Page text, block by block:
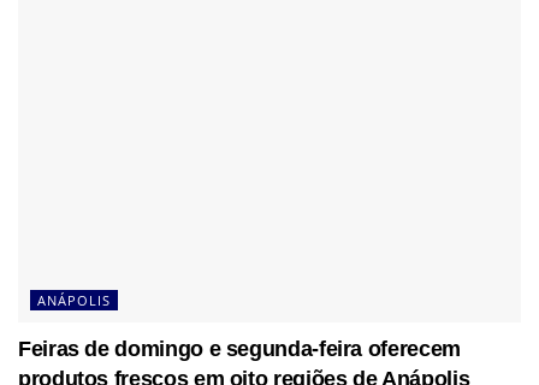
ANÁPOLIS
Feiras de domingo e segunda-feira oferecem
produtos frescos em oito regiões de Anápolis